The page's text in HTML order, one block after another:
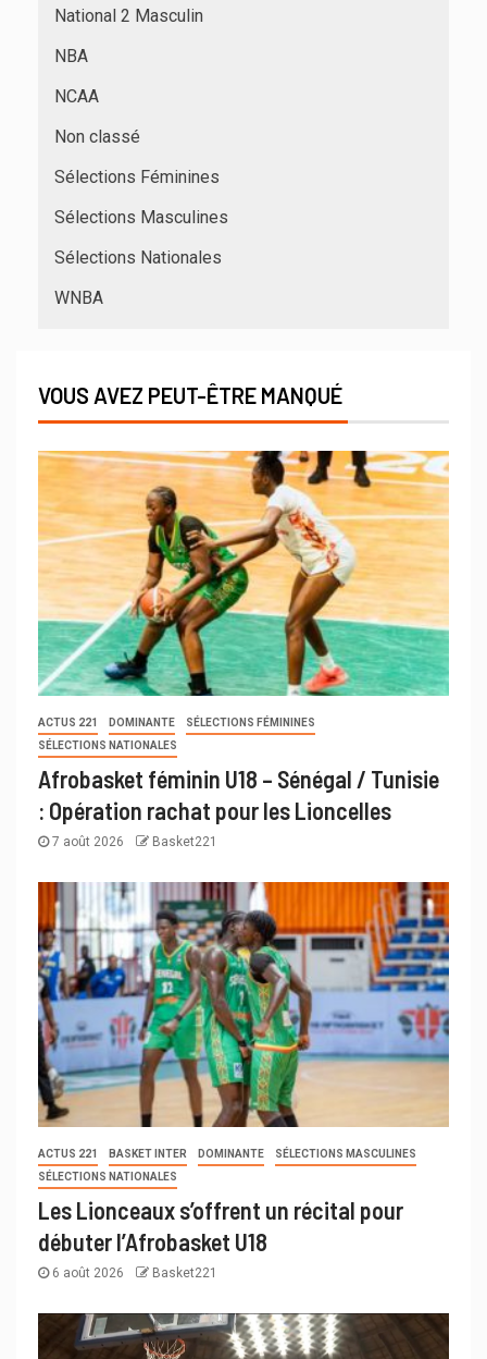
National 2 Masculin
NBA
NCAA
Non classé
Sélections Féminines
Sélections Masculines
Sélections Nationales
WNBA
VOUS AVEZ PEUT-ÊTRE MANQUÉ
ACTUS 221 DOMINANTE
SÉLECTIONS FÉMININES
SÉLECTIONS NATIONALES
Afrobasket féminin U18 – Sénégal / Tunisie
: Opération rachat pour les Lioncelles
7 août 2026 Basket221
ACTUS 221 BASKET INTER DOMINANTE
SÉLECTIONS MASCULINES
SÉLECTIONS NATIONALES
Les Lionceaux s’offrent un récital pour
débuter l’Afrobasket U18
6 août 2026 Basket221